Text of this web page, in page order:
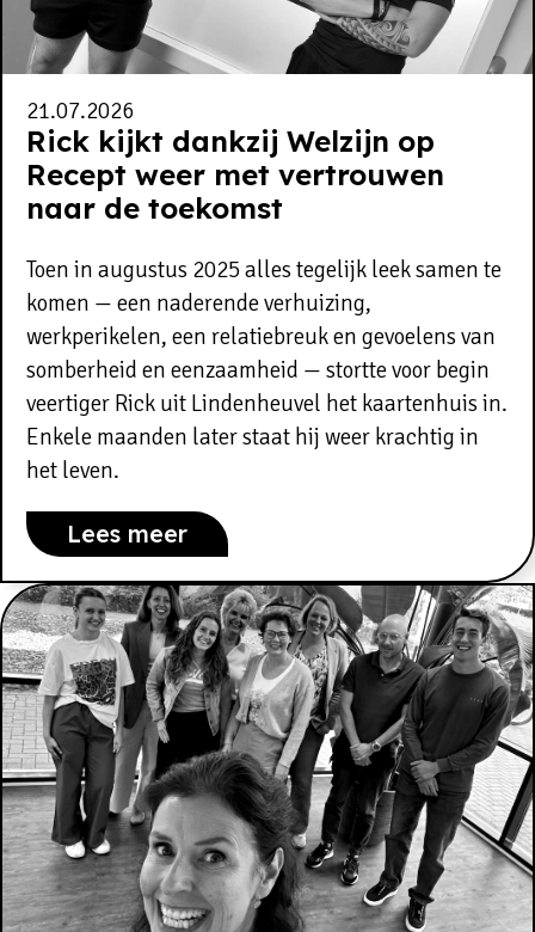
21.07.2026
Rick kijkt dankzij Welzijn op
Recept weer met vertrouwen
naar de toekomst
Toen in augustus 2025 alles tegelijk leek samen te
komen — een naderende verhuizing,
werkperikelen, een relatiebreuk en gevoelens van
somberheid en eenzaamheid — stortte voor begin
veertiger Rick uit Lindenheuvel het kaartenhuis in.
Enkele maanden later staat hij weer krachtig in
het leven.
Lees meer